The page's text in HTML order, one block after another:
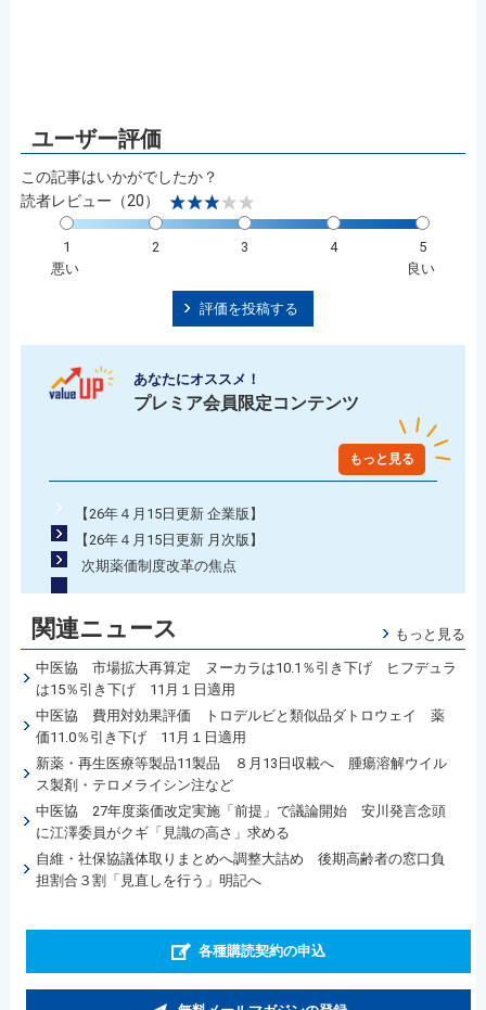
この記事はいかがでしたか？
読者レビュー（20）
1 2 3 4
5
悪い
良い
評価を投稿する
あなたにオススメ！
プレミア会員限定コンテンツ
もっと見る
【26年４月15日更新 企業版】
【26年４月15日更新 月次版】
次期薬価制度改革の焦点
関連ニュース もっと見る
中医協 市場拡大再算定 ヌーカラは10.1％引き下げ ヒフデュラ
は15％引き下げ 11月１日適用
中医協 費用対効果評価 トロデルビと類似品ダトロウェイ 薬
価11.0％引き下げ 11月１日適用
新薬・再生医療等製品11製品 ８月13日収載へ 腫瘍溶解ウイル
ス製剤・テロメライシン注など
中医協 27年度薬価改定実施「前提」で議論開始 安川発言念頭
に江澤委員がクギ「見識の高さ」求める
自維・社保協議体取りまとめへ調整大詰め 後期高齢者の窓口負
担割合３割「見直しを行う」明記へ
各種購読契約の申込